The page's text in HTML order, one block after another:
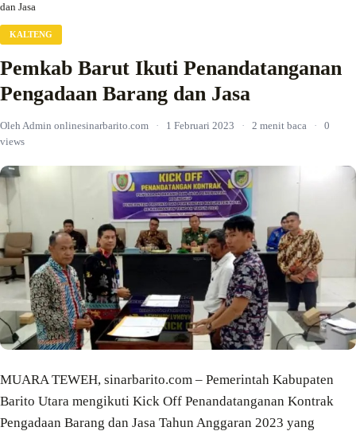
dan Jasa
KALTENG
Pemkab Barut Ikuti Penandatanganan
Pengadaan Barang dan Jasa
Oleh Admin onlinesinarbarito.com · 1 Februari 2023 · 2 menit baca ·
0
views
MUARA TEWEH, sinarbarito.com – Pemerintah Kabupaten
Barito Utara mengikuti Kick Off Penandatanganan Kontrak
Pengadaan Barang dan Jasa Tahun Anggaran 2023 yang